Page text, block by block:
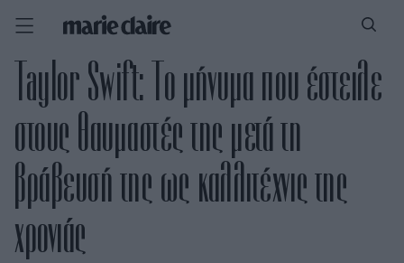
Taylor Swift: Το μήνυμα που έστειλε
στους θαυμαστές της μετά τη
βράβευσή της ως καλλιτέχνις της
χρονιάς